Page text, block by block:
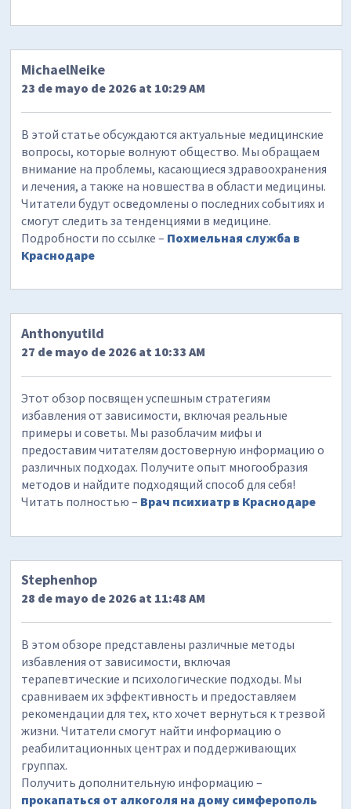
MichaelNeike
23 de mayo de 2026 at 10:29 AM
В этой статье обсуждаются актуальные медицинские
вопросы, которые волнуют общество. Мы обращаем
внимание на проблемы, касающиеся здравоохранения
и лечения, а также на новшества в области медицины.
Читатели будут осведомлены о последних событиях и
смогут следить за тенденциями в медицине.
Подробности по ссылке – Похмельная служба в
Краснодаре
Anthonyutild
27 de mayo de 2026 at 10:33 AM
Этот обзор посвящен успешным стратегиям
избавления от зависимости, включая реальные
примеры и советы. Мы разоблачим мифы и
предоставим читателям достоверную информацию о
различных подходах. Получите опыт многообразия
методов и найдите подходящий способ для себя!
Читать полностью – Врач психиатр в Краснодаре
Stephenhop
28 de mayo de 2026 at 11:48 AM
В этом обзоре представлены различные методы
избавления от зависимости, включая
терапевтические и психологические подходы. Мы
сравниваем их эффективность и предоставляем
рекомендации для тех, кто хочет вернуться к трезвой
жизни. Читатели смогут найти информацию о
реабилитационных центрах и поддерживающих
группах.
Получить дополнительную информацию –
прокапаться от алкоголя на дому симферополь